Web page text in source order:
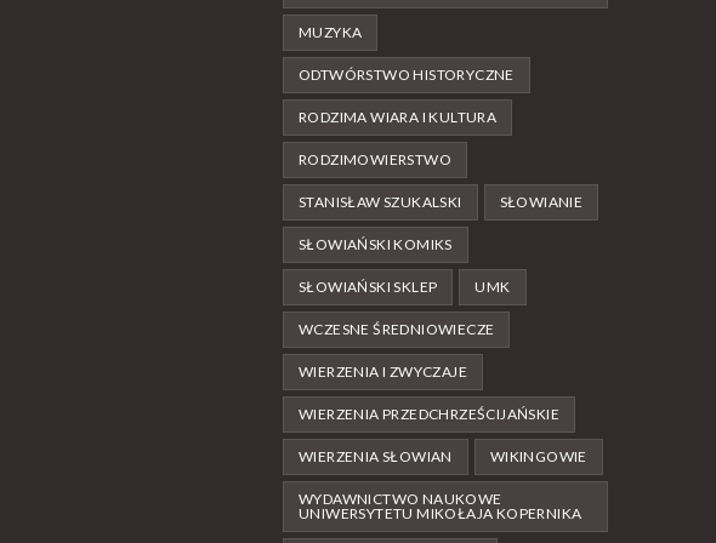
MUZYKA
ODTWÓRSTWO HISTORYCZNE
RODZIMA WIARA I KULTURA
RODZIMOWIERSTWO
STANISŁAW SZUKALSKI SŁOWIANIE
SŁOWIAŃSKI KOMIKS
SŁOWIAŃSKI SKLEP UMK
WCZESNE ŚREDNIOWIECZE
WIERZENIA I ZWYCZAJE
WIERZENIA PRZEDCHRZEŚCIJAŃSKIE
WIERZENIA SŁOWIAN WIKINGOWIE
WYDAWNICTWO NAUKOWE
UNIWERSYTETU MIKOŁAJA KOPERNIKA